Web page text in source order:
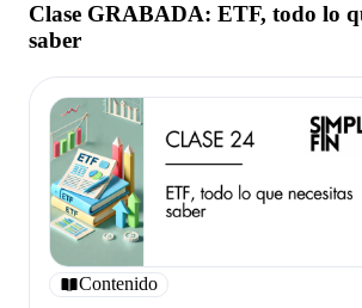
Clase GRABADA: ETF, todo lo
saber
Contenido